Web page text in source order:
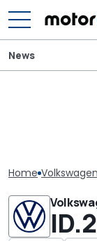
News
Home Volkswagen
ID.2